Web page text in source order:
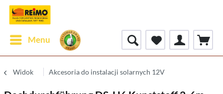
Menu
Widok Akcesoria do instalacji solarnych 12V